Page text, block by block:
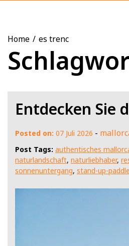
Home es trenc
Entdecken Sie
Posted on: 07 Juli 2026 -
Post Tags: authentisches
naturlandschaft, naturliebhaber,
sonnenuntergang, stand-up-